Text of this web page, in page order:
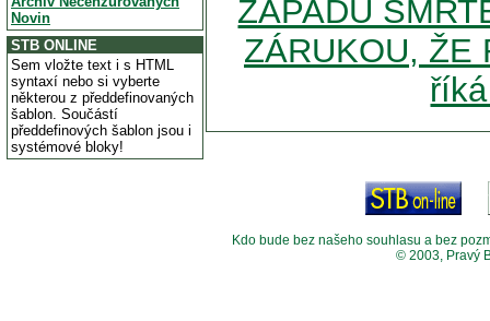
Novin
STB ONLINE
Sem vložte text i s HTML
syntaxí nebo si vyberte
některou z předdefinovaných
šablon. Součástí
předdefinových šablon jsou i
systémové bloky!
ZÁPADU
ZÁRUKOU, ŽE
Kdo bude bez našeho souhlasu a bez
© 2003, Pravý